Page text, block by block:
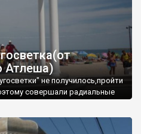
Атлеша)
не получилось,пройти
совершали радиальные